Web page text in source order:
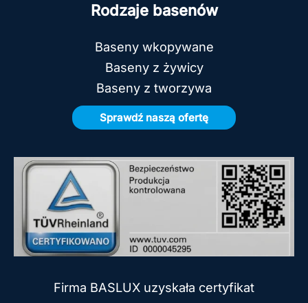
Rodzaje basenów
Baseny wkopywane
Baseny z żywicy
Baseny z tworzywa
Firma BASLUX uzyskała certyfikat
Sprawdź naszą ofertę